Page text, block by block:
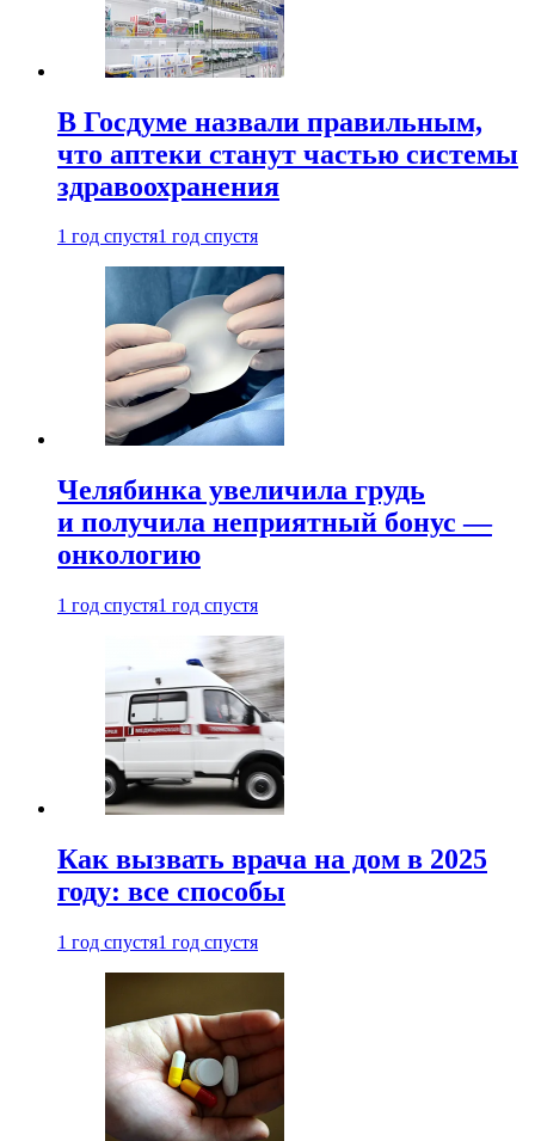
В Госдуме назвали правильным,
что аптеки станут частью системы
здравоохранения
1 год спустя1 год спустя
Челябинка увеличила грудь
и получила неприятный бонус —
онкологию
1 год спустя1 год спустя
Как вызвать врача на дом в 2025
году: все способы
1 год спустя1 год спустя